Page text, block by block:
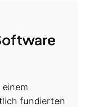
fundierten